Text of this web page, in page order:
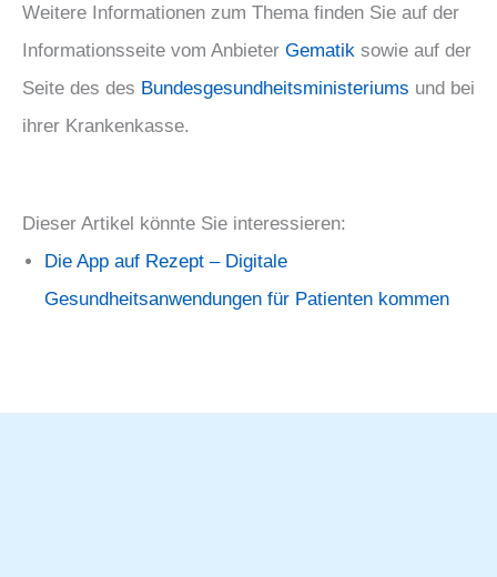
Weitere Informationen zum Thema finden Sie auf der
Informationsseite vom Anbieter Gematik sowie auf der
Seite des des Bundesgesundheitsministeriums und bei
ihrer Krankenkasse.
Dieser Artikel könnte Sie interessieren:
Die App auf Rezept – Digitale
Gesundheitsanwendungen für Patienten kommen